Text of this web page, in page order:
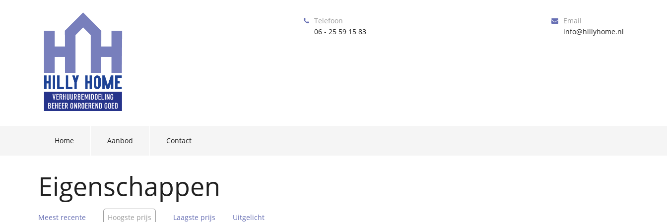
Telefoon
06 - 25 59 15 83
Email
info@hillyhome.nl
Home Aanbod Contact
Eigenschappen
Meest recente Hoogste prijs Laagste prijs Uitgelicht